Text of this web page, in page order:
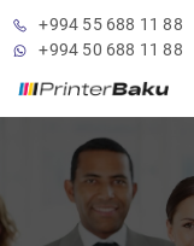
+994 55 688 11 88
+994 50 688 11 88